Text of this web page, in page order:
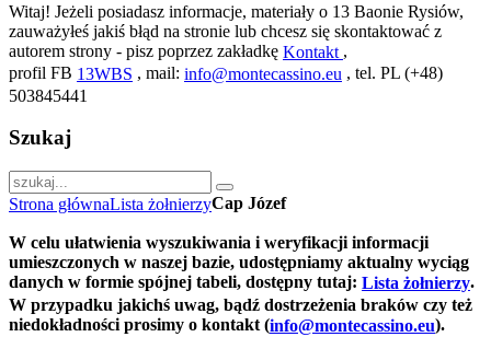
Witaj! Jeżeli posiadasz informacje, materiały o 13 Baonie Rysiów,
zauważyłeś jakiś błąd na stronie lub chcesz się skontaktować z
autorem strony - pisz poprzez zakładkę Kontakt ,
profil FB 13WBS , mail: info@montecassino.eu , tel. PL (+48)
503845441
Szukaj
Strona głównaLista żołnierzyCap Józef
W celu ułatwienia wyszukiwania i weryfikacji informacji
umieszczonych w naszej bazie, udostępniamy aktualny wyciąg
danych w formie spójnej tabeli, dostępny tutaj: Lista żołnierzy.
W przypadku jakichś uwag, bądź dostrzeżenia braków czy też
niedokładności prosimy o kontakt (info@montecassino.eu).